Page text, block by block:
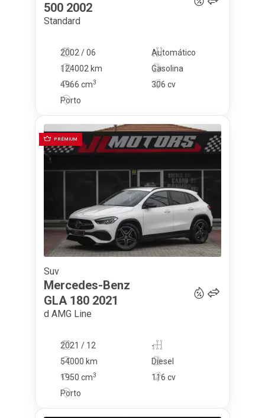
500 2002
Standard
2002 / 06
Automático
124002 km
306 cv
Gasolina
4966 cm3
Porto
PRÉMIUM
Suv
Mercedes-Benz
GLA 180 2021
d AMG Line
2021 / 12
-
54000 km
116 cv
Diesel
1950 cm3
Porto